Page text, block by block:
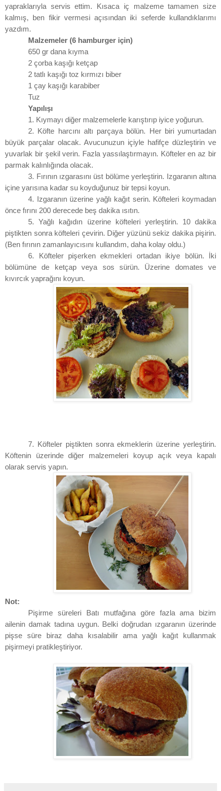
yapraklarıyla servis ettim. Kısaca iç malzeme tamamen size
kalmış, ben fikir vermesi açısından iki seferde kullandıklarımı
yazdım.
Malzemeler (6 hamburger için)
650 gr dana kıyma
2 çorba kaşığı ketçap
2 tatlı kaşığı toz kırmızı biber
1 çay kaşığı karabiber
Tuz
Yapılışı
1. Kıymayı diğer malzemelerle karıştırıp iyice yoğurun.
2. Köfte harcını altı parçaya bölün. Her biri yumurtadan
büyük parçalar olacak. Avucunuzun içiyle hafifçe düzleştirin ve
yuvarlak bir şekil verin. Fazla yassılaştırmayın. Köfteler en az bir
parmak kalınlığında olacak.
3. Fırının ızgarasını üst bölüme yerleştirin. Izgaranın altına
içine yarısına kadar su koyduğunuz bir tepsi koyun.
4. Izgaranın üzerine yağlı kağıt serin. Köfteleri koymadan
önce fırını 200 derecede beş dakika ısıtın.
5. Yağlı kağıdın üzerine köfteleri yerleştirin. 10 dakika
piştikten sonra köfteleri çevirin. Diğer yüzünü sekiz dakika pişirin.
(Ben fırının zamanlayıcısını kullandım, daha kolay oldu.)
6. Köfteler pişerken ekmekleri ortadan ikiye bölün. İki
bölümüne de ketçap veya sos sürün. Üzerine domates ve
kıvırcık yaprağını koyun.
7. Köfteler piştikten sonra ekmeklerin üzerine yerleştirin.
Köftenin üzerinde diğer malzemeleri koyup açık veya kapalı
olarak servis yapın.
Not:
Pişirme süreleri Batı mutfağına göre fazla ama bizim
ailenin damak tadına uygun. Belki doğrudan ızgaranın üzerinde
pişse süre biraz daha kısalabilir ama yağlı kağıt kullanmak
pişirmeyi pratikleştiriyor.